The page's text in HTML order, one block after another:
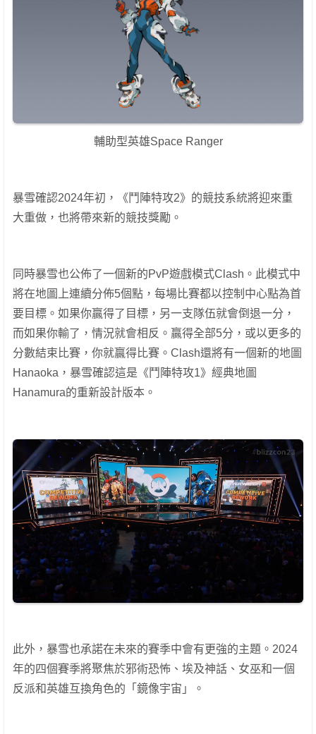
輔助型英雄Space Ranger
暴雪確認2024年初，《鬥陣特攻2》的競技系統將迎來重
大重做，也將帶來新的競技獎勵。
同時暴雪也公佈了一個新的PvP遊戲模式Clash。此模式中
將在地圖上連續分佈5個點，每場比賽都以控制中心點為首
要目標。如果你贏得了目標，另一支隊伍就會倒退一分，
而如果你輸了，情況就會相反。贏得全部5分，或以更多的
分數結束比賽，你就贏得比賽。Clash還將有一個新的地圖
Hanaoka，暴雪確認這是《鬥陣特攻1》經典地圖
Hanamura的重新設計版本。
此外，暴雪也承諾在未來的賽季中會有更強的主題。2024
年的四個賽季將聚焦於邪術恐怖、埃及神話、女巫和一個
反派和英雄互換角色的「鏡像宇宙」。